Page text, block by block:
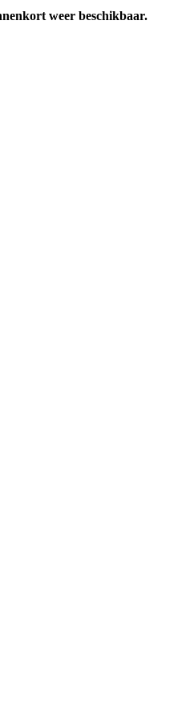
weer beschikbaar.